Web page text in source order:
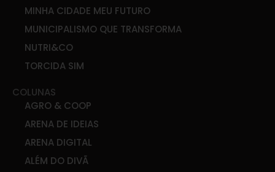
MINHA CIDADE MEU FUTURO
MUNICIPALISMO QUE TRANSFORMA
NUTRI&CO
TORCIDA SIM
COLUNAS
AGRO & COOP
ARENA DE IDEIAS
ARENA DIGITAL
ALÉM DO DIVÃ